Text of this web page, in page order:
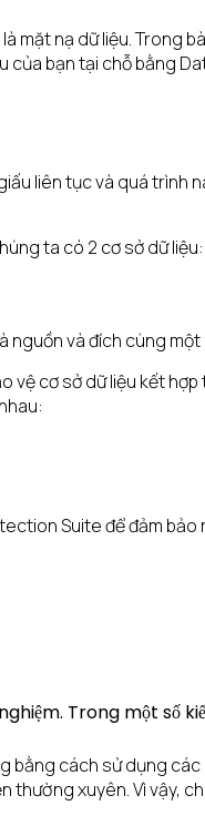
mặt nạ dữ liệu. Trong
của bạn tại chỗ bằng
liên tục và quá trình
ta có 2 cơ sở dữ liệu:
nguồn và đích cùng một
vệ cơ sở dữ liệu kết
Suite để đảm bảo
Trong một số
bằng cách sử dụng
thường xuyên. Vì vậy,